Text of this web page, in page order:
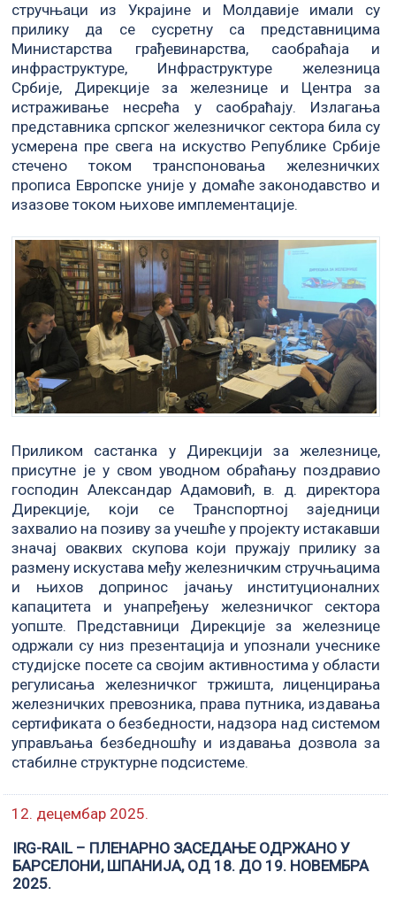
стручњаци из Украјине и Молдавије имали су
прилику да се сусретну са представницима
Министарства грађевинарства, саобраћаја и
инфраструктуре, Инфраструктуре железница
Србије, Дирекције за железнице и Центра за
истраживање несрећа у саобраћају. Излагања
представника српског железничког сектора била су
усмерена пре свега на искуство Републике Србије
стечено током транспоновања железничких
прописа Европске уније у домаће законодавство и
изазове током њихове имплементације.
Приликом састанка у Дирекцији за железнице,
присутне је у свом уводном обраћању поздравио
господин Александар Адамовић, в. д. директора
Дирекције, који се Транспортној заједници
захвалио на позиву за учешће у пројекту истакавши
значај оваквих скупова који пружају прилику за
размену искустава међу железничким стручњацима
и њихов допринос јачању институционалних
капацитета и унапређењу железничког сектора
уопште. Представници Дирекције за железнице
одржали су низ презентација и упознали учеснике
студијске посете са својим активностима у области
регулисања железничког тржишта, лиценцирања
железничких превозника, права путника, издавања
сертификата о безбедности, надзора над системом
управљања безбедношћу и издавања дозвола за
стабилне структурне подсистеме.
12. децембар 2025.
IRG-RAIL – ПЛЕНАРНО ЗАСЕДАЊЕ ОДРЖАНО У
БАРСЕЛОНИ, ШПАНИЈА, ОД 18. ДО 19. НОВЕМБРА
2025.